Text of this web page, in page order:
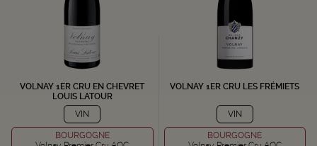
VOLNAY 1ER CRU EN CHEVRET
LOUIS LATOUR
VIN
BOURGOGNE
VOLNAY 1ER CRU LES FRÉMIETS
VIN
BOURGOGNE